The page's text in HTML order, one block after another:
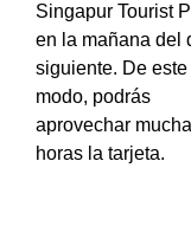
Singapur Tourist
en la mañana del
siguiente. De este
modo, podrás
aprovechar
horas la tarjeta.